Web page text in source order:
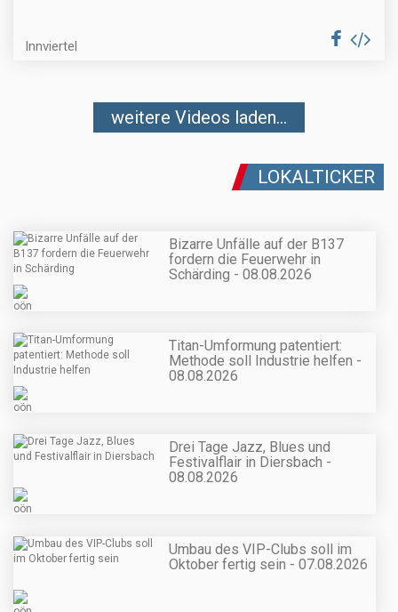
Innviertel
weitere Videos laden...
LOKALTICKER
Bizarre Unfälle auf der B137
fordern die Feuerwehr in
Schärding - 08.08.2026
Titan-Umformung patentiert:
Methode soll Industrie helfen -
08.08.2026
Drei Tage Jazz, Blues und
Festivalflair in Diersbach -
08.08.2026
Umbau des VIP-Clubs soll im
Oktober fertig sein - 07.08.2026